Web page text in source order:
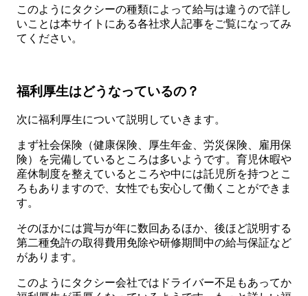
このようにタクシーの種類によって給与は違うので詳し
いことは本サイトにある各社求人記事をご覧になってみ
てください。
福利厚生はどうなっているの？
次に福利厚生について説明していきます。
まず社会保険（健康保険、厚生年金、労災保険、雇用保
険）を完備しているところは多いようです。育児休暇や
産休制度を整えているところや中には託児所を持つとこ
ろもありますので、女性でも安心して働くことができま
す。
そのほかには賞与が年に数回あるほか、後ほど説明する
第二種免許の取得費用免除や研修期間中の給与保証など
があります。
このようにタクシー会社ではドライバー不足もあってか